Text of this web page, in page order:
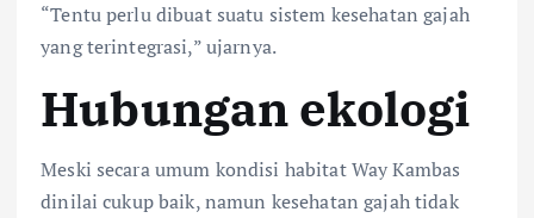
“Tentu perlu dibuat suatu sistem kesehatan gajah
yang terintegrasi,” ujarnya.
Hubungan ekologi
Meski secara umum kondisi habitat Way Kambas
dinilai cukup baik, namun kesehatan gajah tidak